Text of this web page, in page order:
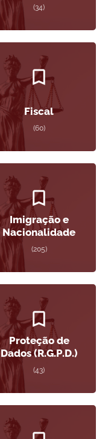
(34)
Fiscal
(60)
Imigração e
Nacionalidade
(205)
Proteção de
Dados (R.G.P.D.)
(43)